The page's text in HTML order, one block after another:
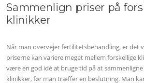
Sammenlign priser på
klinikker
Når man overvejer fertilitetsbehandling, er det
priserne kan variere meget mellem forskellige
være en god idé at bruge tid på at
klinikker, før man træffer en beslutning. Man